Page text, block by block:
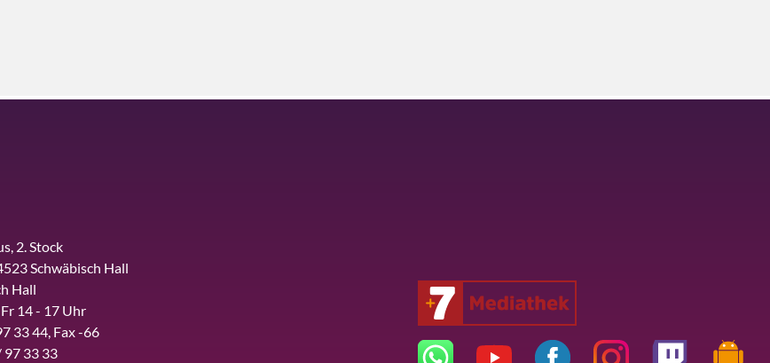
2. Stock
Schwäbisch Hall
Hall
14 - 17 Uhr
33 44, Fax -66
97 33 33